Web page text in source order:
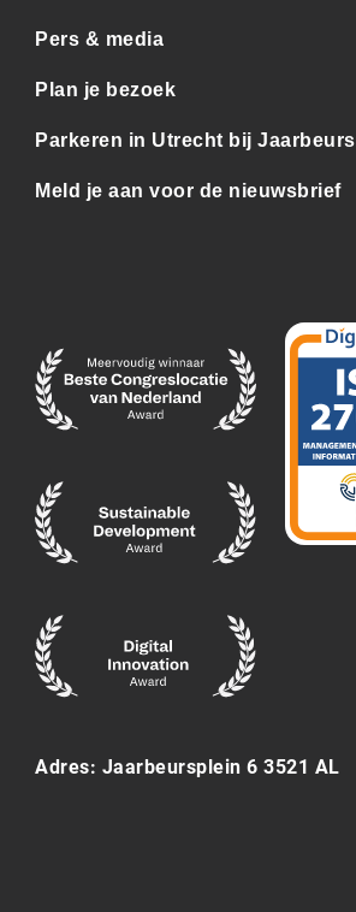
Pers & media
Plan je bezoek
Parkeren in Utrecht bij Jaarbeurs
Meld je aan voor de nieuwsbrief
Adres: Jaarbeursplein 6 3521 AL